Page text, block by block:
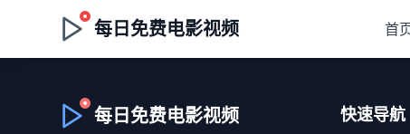
每日免费电影视频 首
每日免费电影视频 快速导航